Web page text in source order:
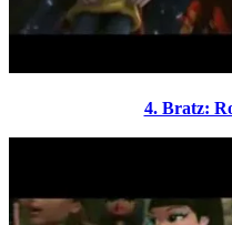
4. Bratz: